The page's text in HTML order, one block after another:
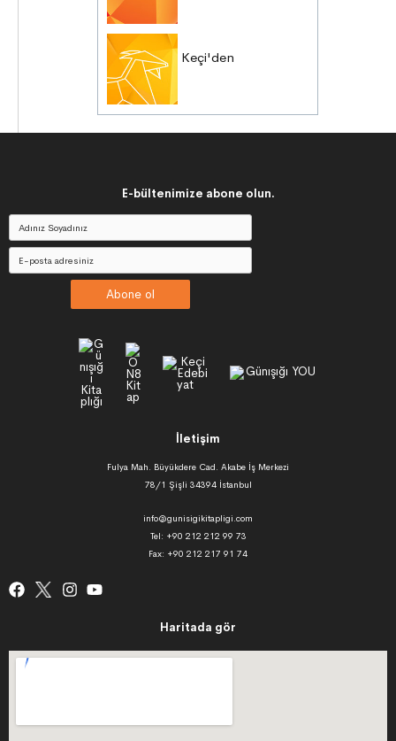
Keçi'den
E-bültenimize abone olun.
Abone ol
İletişim
Fulya Mah. Büyükdere Cad. Akabe İş Merkezi
78/1 Şişli 34394 İstanbul
info@gunisigikitapligi.com
Tel: +90 212 212 99 73
Fax: +90 212 217 91 74
Haritada gör